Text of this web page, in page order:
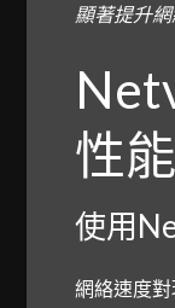
顯著提升
性
使用
網絡速度